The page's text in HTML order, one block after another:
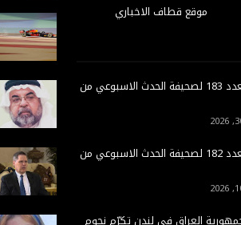
موقع قطاف الاخباري
صدور العدد 183 لصحيفة الحدث الاسبوعي من
صدور العدد 182 لصحيفة الحدث الاسبوعي من
العراق في لندن تكرّم نجوم